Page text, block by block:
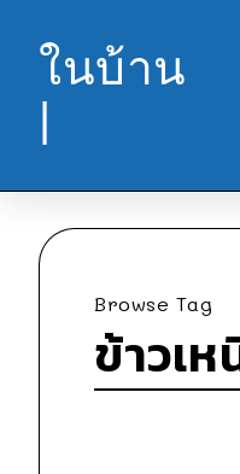
ในบ้าน
|
Browse Tag
ข้าวเ